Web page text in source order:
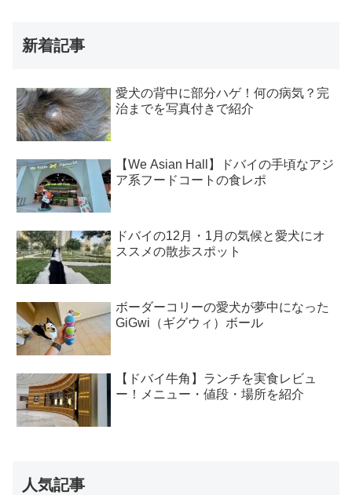
新着記事
愛犬の背中に部分ハゲ！何の病気？完
治までを写真付きで紹介
【We Asian Hall】ドバイの手頃なアジ
ア系フードコートの食レポ
ドバイの12月・1月の気候と愛犬にオ
ススメの散歩スポット
ボーダーコリーの愛犬が夢中になった
GiGwi（ギグウィ）ボール
【ドバイ牛角】ランチを実食レビュ
ー！メニュー・値段・場所を紹介
人気記事